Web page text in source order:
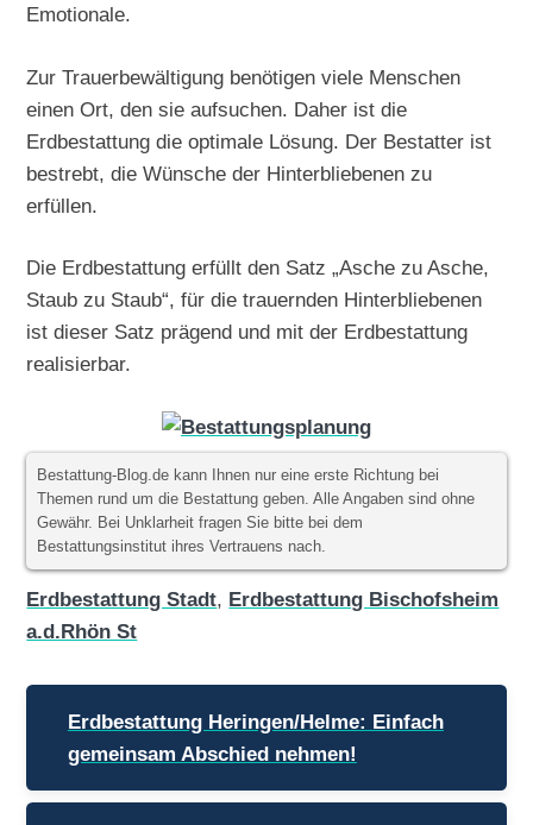
Emotionale.
Zur Trauerbewältigung benötigen viele Menschen
einen Ort, den sie aufsuchen. Daher ist die
Erdbestattung die optimale Lösung. Der Bestatter ist
bestrebt, die Wünsche der Hinterbliebenen zu
erfüllen.
Die Erdbestattung erfüllt den Satz „Asche zu Asche,
Staub zu Staub“, für die trauernden Hinterbliebenen
ist dieser Satz prägend und mit der Erdbestattung
realisierbar.
Bestattung-Blog.de kann Ihnen nur eine erste Richtung bei
Themen rund um die Bestattung geben. Alle Angaben sind ohne
Gewähr. Bei Unklarheit fragen Sie bitte bei dem
Bestattungsinstitut ihres Vertrauens nach.
Erdbestattung Stadt, Erdbestattung Bischofsheim
a.d.Rhön St
Beitragsnavigation
Erdbestattung Heringen/Helme: Einfach
gemeinsam Abschied nehmen!